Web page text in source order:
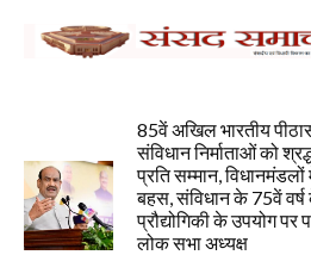
85वें अखिल भारतीय
संविधान निर्माताओं को
प्रति सम्मान,
बहस, संविधान के 75वें
प्रौद्योगिकी के उपयोग
लोक सभा अध्यक्ष